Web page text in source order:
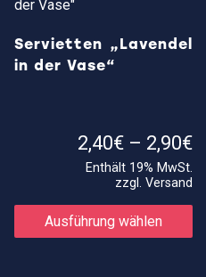
Servietten „Lavendel
in der Vase“
2,40€ – 2,90€
bis
Enthält 19% MwSt.
zzgl. Versand
Ausführung wählen